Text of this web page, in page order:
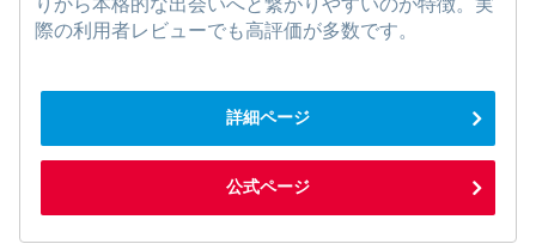
りから本格的な出会いへと繋がりやすいのが特徴。実
際の利用者レビューでも高評価が多数です。
詳細ページ
公式ページ